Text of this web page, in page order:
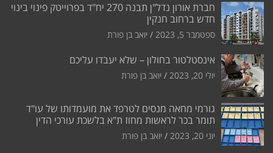
חברת אורון נדל"ן תבנה 270 יח"ד בפרוייטק פינוי בינוי
חדש ברחוב חנקין
ספטמבר 5, 2023 יואב בן פורת
אינסטלטור בחולון – שלא יעבדו עליכם
יולי 20, 2023 יואב בן פורת
גורמי מחאה מנסים לטרפד את מועמדותו של עו"ד
תומר בכר לראשות מחוז ת"א בלשכת עורכי הדין
יוני 20, 2023 יואב בן פורת